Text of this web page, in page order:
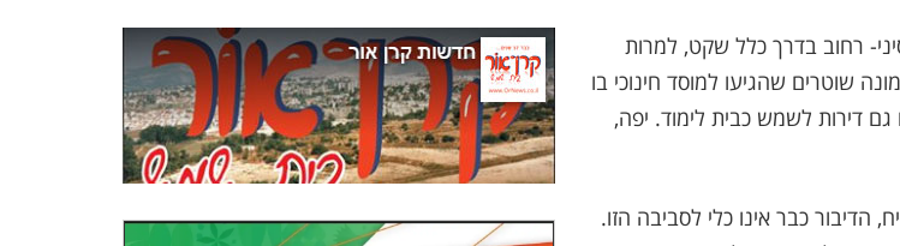
רחוב בדרך כלל שקט, למרות
שוטרים שהגיעו למוסד חינוכי בו
גם דירות לשמש כבית לימוד. יפה,
הדיבור כבר אינו כלי לסביבה הזו.